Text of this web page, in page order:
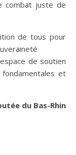
combat juste de
de tous pour
de soutien
et
du Bas-Rhin